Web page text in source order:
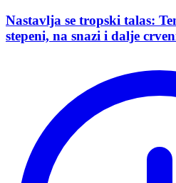
Nastavlja se tropski talas:
stepeni, na snazi i dalje